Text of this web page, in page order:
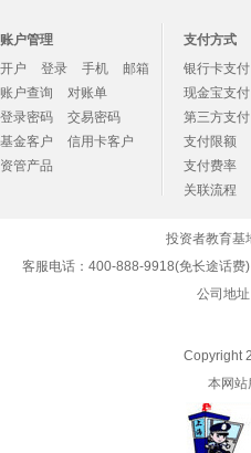
账户管理
开户
登录 手机
邮箱
账户查询
对账单
登录密码
交易密码
基金客户
信用卡客户
资管产品
支付方式
银行卡支付
现金宝支付
第三方支付
支付限额
支付费率
关联流程
投资者教育基
客服电话：400-888-9918(免长途话费)
公司地
Copyright
本网站